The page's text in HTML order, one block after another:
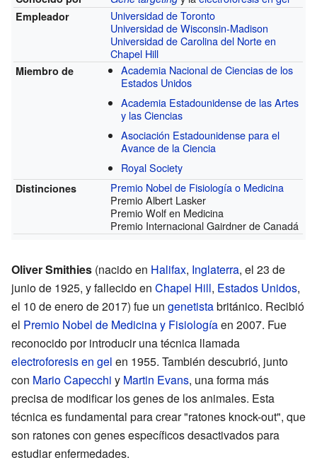
Empleador
Universidad de Toronto
Universidad de Wisconsin-Madison
Universidad de Carolina del Norte en
Chapel Hill
Miembro de
Academia Nacional de Ciencias de los
Estados Unidos
Academia Estadounidense de las Artes
y las Ciencias
Asociación Estadounidense para el
Avance de la Ciencia
Royal Society
Distinciones
Premio Nobel de Fisiología o Medicina
Premio Albert Lasker
Premio Wolf en Medicina
Premio Internacional Gairdner de Canadá
Oliver Smithies (nacido en Halifax, Inglaterra, el 23 de
junio de 1925, y fallecido en Chapel Hill, Estados Unidos,
el 10 de enero de 2017) fue un genetistabritánico. Recibió
el Premio Nobel de Medicina y Fisiologíaen 2007. Fue
reconocido por introducir una técnica llamada
electroforesis en gel en 1955. También descubrió, junto
con Mario Capecchi y Martin Evans, una forma más
precisa de modificar los genes de los animales. Esta
técnica es fundamental para crear "ratones knock-out", que
son ratones con genes específicos desactivados para
estudiar enfermedades.